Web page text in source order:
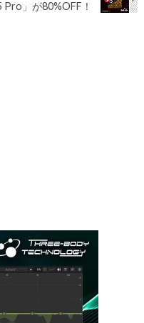
」が80%OFF！